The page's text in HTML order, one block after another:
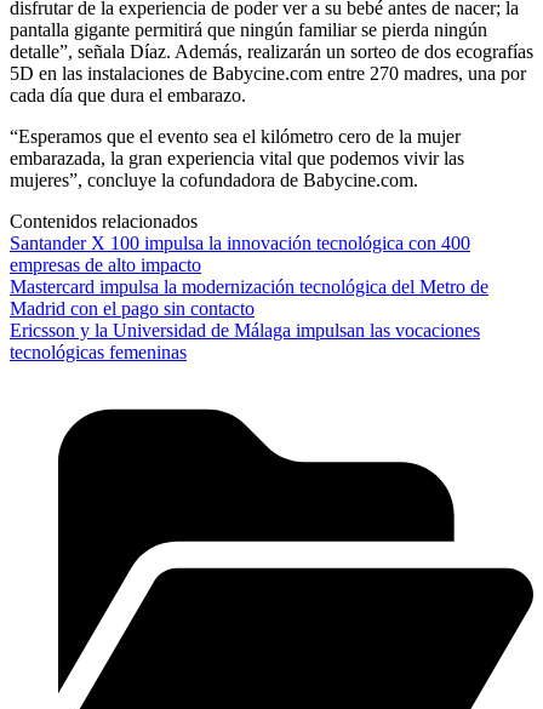
disfrutar de la experiencia de poder ver a su bebé antes de nacer; la
pantalla gigante permitirá que ningún familiar se pierda ningún
detalle”, señala Díaz. Además, realizarán un sorteo de dos ecografías
5D en las instalaciones de Babycine.com entre 270 madres, una por
cada día que dura el embarazo.
“Esperamos que el evento sea el kilómetro cero de la mujer
embarazada, la gran experiencia vital que podemos vivir las
mujeres”, concluye la cofundadora de Babycine.com.
Contenidos relacionados
Santander X 100 impulsa la innovación tecnológica con 400
empresas de alto impacto
Mastercard impulsa la modernización tecnológica del Metro de
Madrid con el pago sin contacto
Ericsson y la Universidad de Málaga impulsan las vocaciones
tecnológicas femeninas